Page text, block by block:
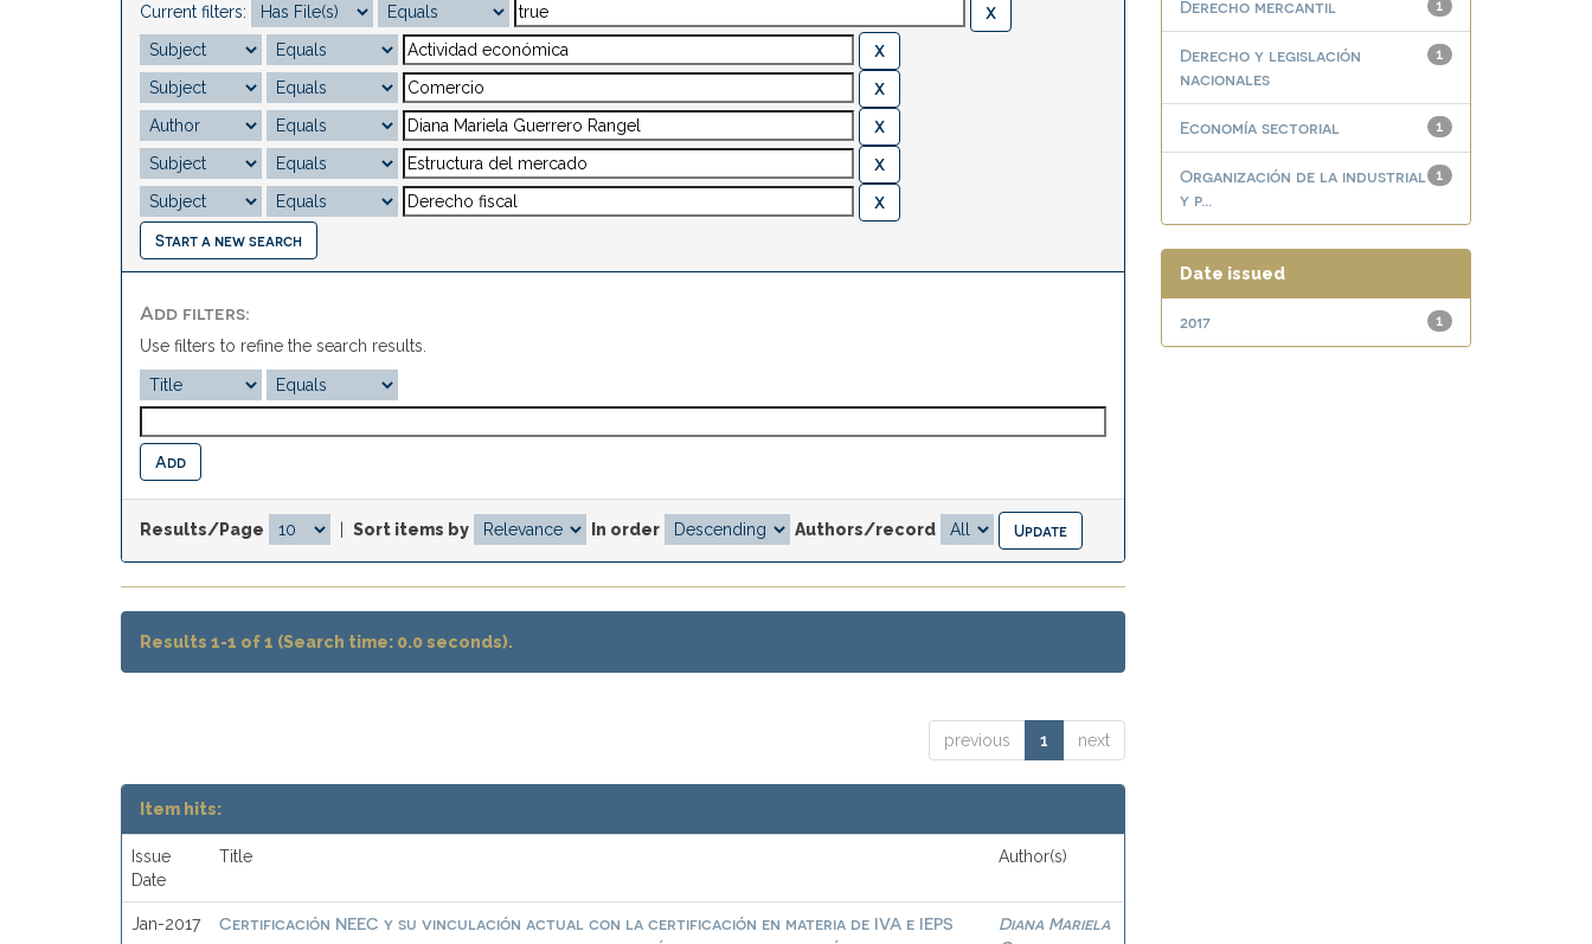
Current filters:
Start a new search
Add filters:
Use filters to refine the search results.
Results/Page Sort items by In order Authors/record
Results 1-1 of 1 (Search time: 0.0 seconds).
previous 1 next
Item hits:
Issue
Date
Title Author(s)
Jan-2017
Certificación NEEC y su vinculación actual con la certificación en materia de IVA e IEPS
Diana Mariela
1
Derecho mercantil
1
Derecho y legislación
nacionales
1
Economía sectorial
1
Organización de la industrial
y p...
Date issued
1
2017